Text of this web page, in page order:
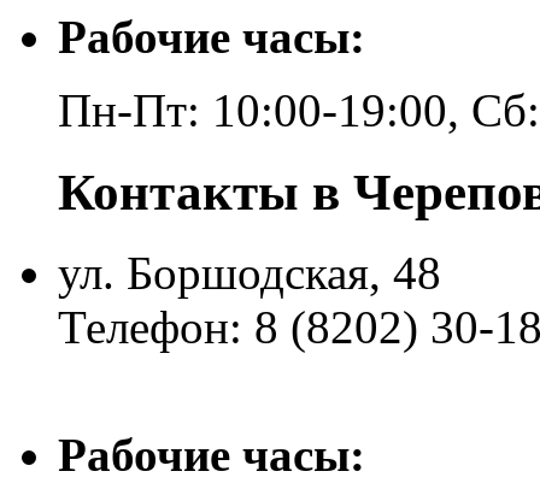
Рабочие часы:
Пн-Пт: 10:00-19:00,
Контакты в
ул. Боршодская, 48
Телефон: 8 (8202) 30-
Рабочие часы: